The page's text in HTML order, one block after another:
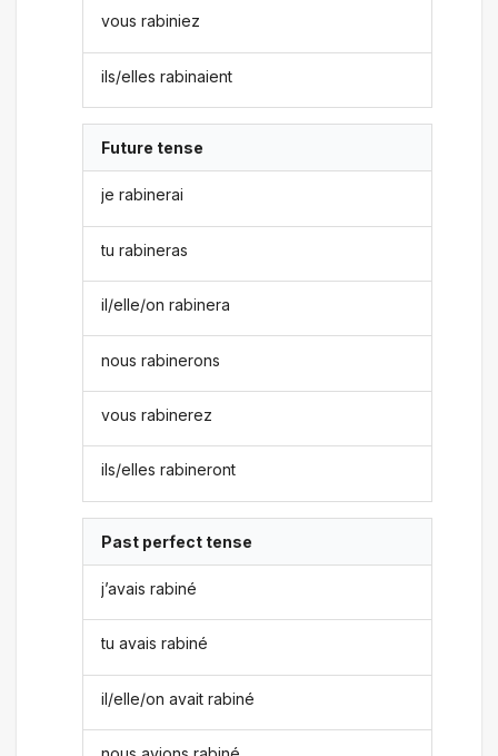
vous rabiniez
ils/elles rabinaient
Future tense
je rabinerai
tu rabineras
il/elle/on rabinera
nous rabinerons
vous rabinerez
ils/elles rabineront
Past perfect tense
j’avais rabiné
tu avais rabiné
il/elle/on avait rabiné